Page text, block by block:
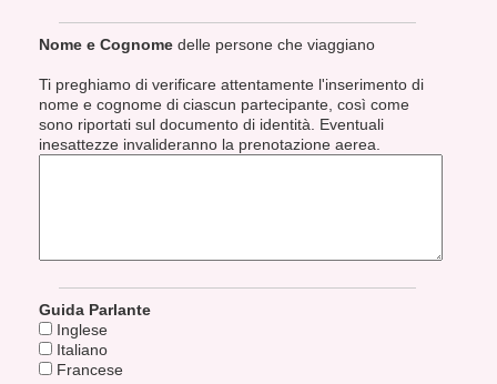
Nome e Cognome delle persone che viaggiano
Ti preghiamo di verificare attentamente l'inserimento di
nome e cognome di ciascun partecipante, così come
sono riportati sul documento di identità. Eventuali
inesattezze invalideranno la prenotazione aerea.
Guida Parlante
Inglese
Italiano
Francese